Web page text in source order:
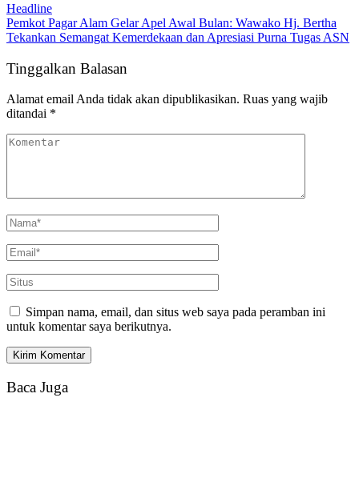
Headline
Pemkot Pagar Alam Gelar Apel Awal Bulan: Wawako Hj. Bertha
Tekankan Semangat Kemerdekaan dan Apresiasi Purna Tugas ASN
Tinggalkan Balasan
Alamat email Anda tidak akan dipublikasikan. Ruas yang wajib
ditandai *
Simpan nama, email, dan situs web saya pada peramban ini
untuk komentar saya berikutnya.
Baca Juga